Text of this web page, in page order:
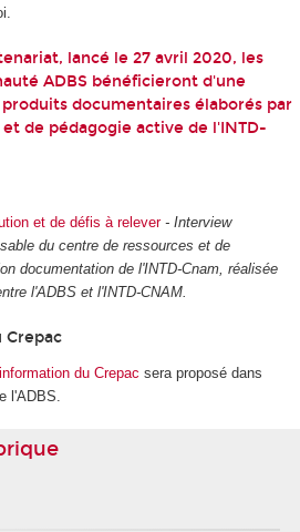
lancé le 27 avril 2020, les
ADBS bénéficieront d'une
documentaires élaborés par
de pédagogie active de l'INTD-
et de défis à relever - Interview
du centre de ressources et de
documentation de l'INTD-Cnam, réalisée
l'ADBS et l'INTD-CNAM.
du Crepac sera proposé dans
l'ADBS.